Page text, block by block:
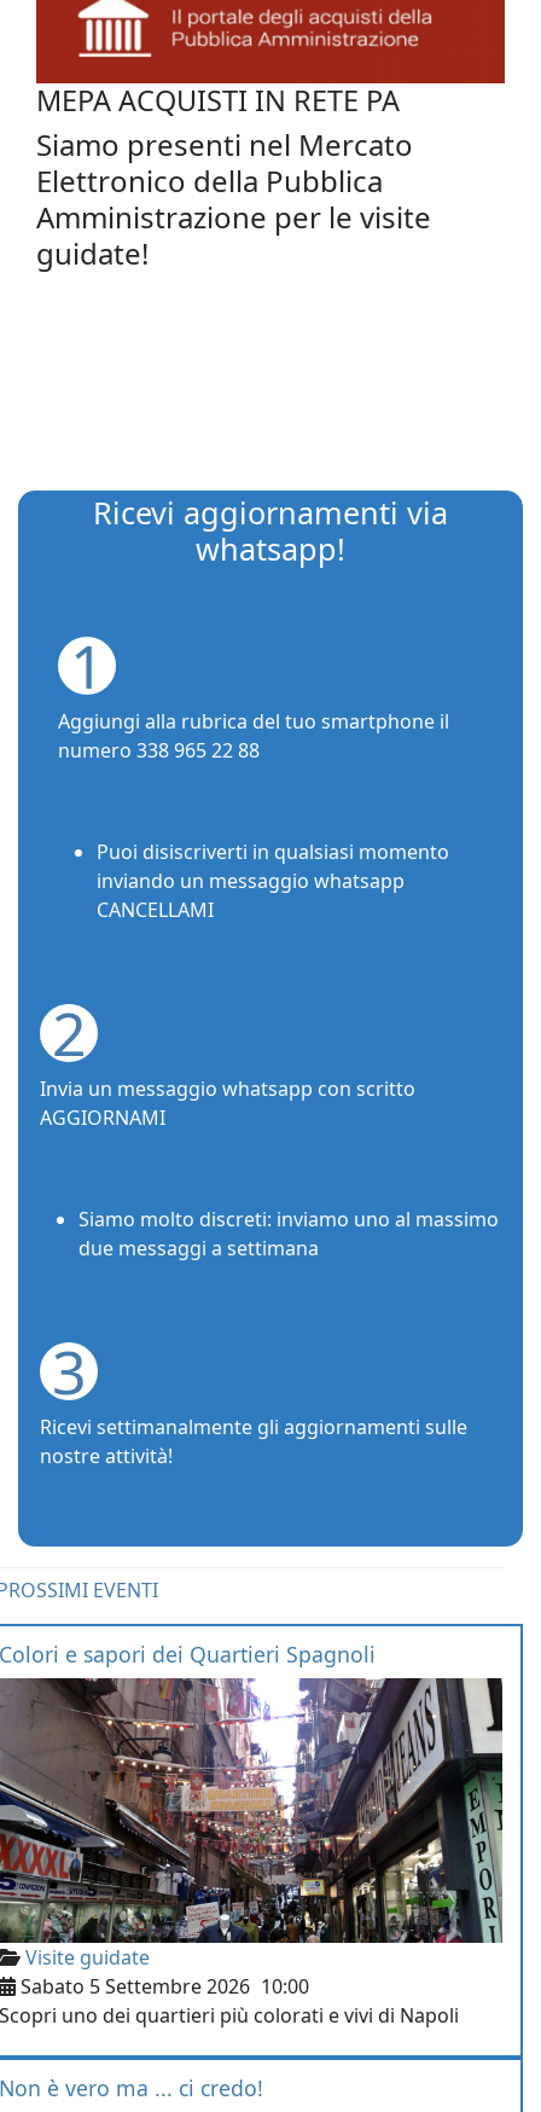
MEPA ACQUISTI IN RETE PA
Siamo presenti nel Mercato
Elettronico della Pubblica
Amministrazione per le visite
guidate!
Ricevi aggiornamenti via
whatsapp!
1
Aggiungi alla rubrica del tuo smartphone il
numero 338 965 22 88
Puoi disiscriverti in qualsiasi momento
inviando un messaggio whatsapp
CANCELLAMI
2
Invia un messaggio whatsapp con scritto
AGGIORNAMI
Siamo molto discreti: inviamo uno al massimo
due messaggi a settimana
3
Ricevi settimanalmente gli aggiornamenti sulle
nostre attività!
EVENTI
Colori e sapori dei Quartieri Spagnoli
Visite guidate
Sabato 5 Settembre 2026 10:00
Scopri uno dei quartieri più colorati e vivi di Napoli
Non è vero ma ... ci credo!